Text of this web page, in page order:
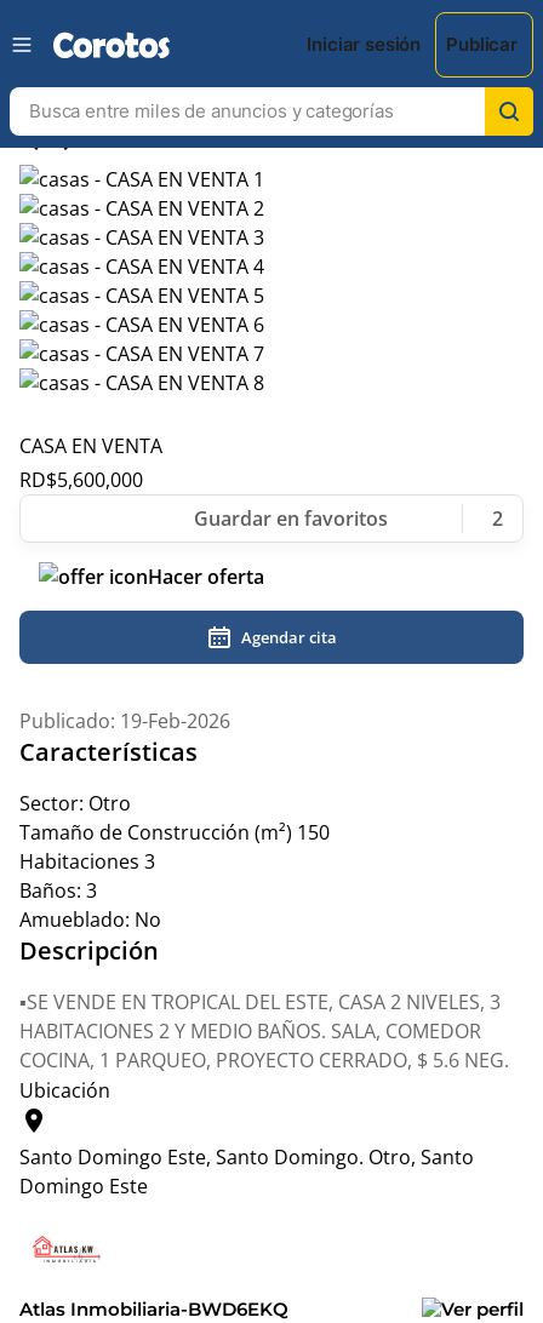
Iniciar sesión Publicar
chevron_leftchevron_right
CASA EN VENTA
RD$5,600,000
2
Hacer oferta
Agendar cita
Publicado: 19-Feb-2026
Características
Sector: Otro
Tamaño de Construcción (m²) 150
Habitaciones 3
Baños: 3
Amueblado: No
Descripción
▪️SE VENDE EN TROPICAL DEL ESTE, CASA 2 NIVELES, 3
HABITACIONES 2 Y MEDIO BAÑOS. SALA, COMEDOR
COCINA, 1 PARQUEO, PROYECTO CERRADO, $ 5.6 NEG.
Ubicación
location_on
Santo Domingo Este, Santo Domingo. Otro, Santo
Domingo Este
+
−
Atlas Inmobiliaria-BWD6EKQ